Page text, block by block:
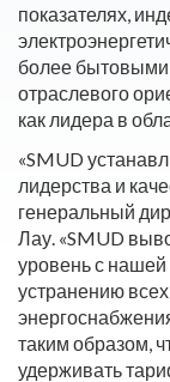
показателях,
более бытовыми
отраслевого
как лидера в
«SMUD
лидерства и
генеральный
Лау. «SMUD
уровень с
устранению
таким образом,
удерживать